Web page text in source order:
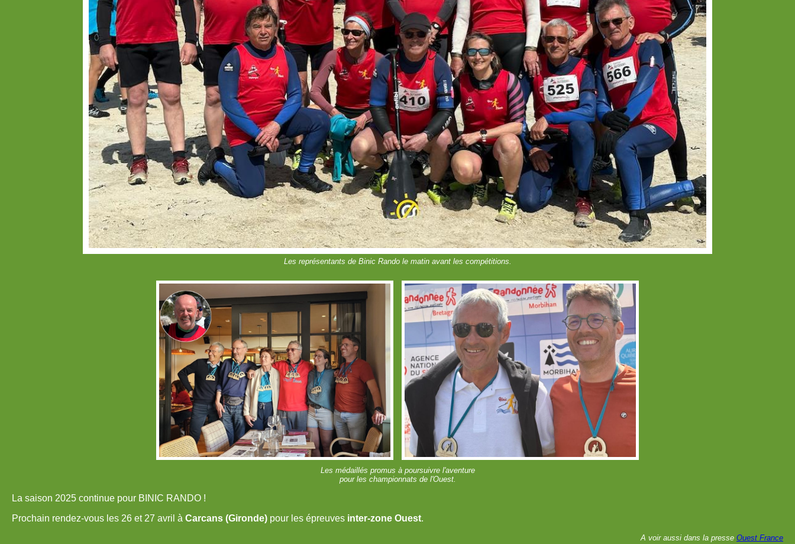
Les représentants de Binic Rando le matin avant les compétitions.
Les médaillés promus à poursuivre l'aventure
pour les championnats de l'Ouest.
La saison 2025 continue pour BINIC RANDO !
Prochain rendez-vous les 26 et 27 avril à Carcans (Gironde) pour les épreuves inter-zone Ouest.
A voir aussi dans la presse Ouest France